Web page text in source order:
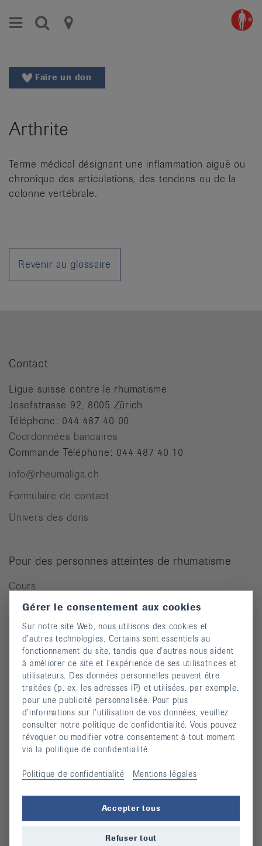
vers
au
Aller
Changer
de
Changer
de
langue:
Faire un don
Arthrite
Terme médical désignant une inflammation aiguë ou
chronique des articulations, des tendons ou de la
colonne vertébrale.
Revenir au glossaire
Contact
Ligue suisse contre le rhumatisme
Josefstrasse 92, 8005 Zürich
Téléphone: 044 487 40 00
Coordonnées bancaires
Commande Téléphone: 044 487 40 10
info@rheumaliga.ch
Formulaire de contact
Univers des dons
Pour des personnes atteintes de rhumatisme
Cours
Manifestations
Prévention des chutes
Publications
Vidéos
Lettre d’information
Moyens auxiliaires
Maladies rhumatismales
Arthrite
Arthrose
Ostéoporose
Rhumatisme des parties molles
Menu Recherche
Ligues
contre
le
nationales
de
Gérer le consentement aux cookies
Sur notre site Web, nous utilisons des cookies et
d’autres technologies. Certains sont essentiels au
fonctionnement du site, tandis que d’autres nous aident
à améliorer ce site et l’expérience de ses utilisatrices et
utilisateurs. Des données personnelles peuvent être
traitées (p. ex. les adresses IP) et utilisées, par exemple,
pour une publicité personnalisée. Pour plus
d’informations sur l’utilisation de vos données, veuillez
consulter notre politique de confidentialité. Vous pouvez
révoquer ou modifier votre consentement à tout moment
via la politique de confidentialité.
Politique de confidentialité Mentions légales
Accepter tous
Refuser tout